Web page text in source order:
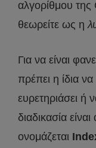
αλγορίθμου
θεωρείτε ως η
Για να είναι
πρέπει η ίδια
ευρετηριάσει ή
διαδικασία
ονομάζεται